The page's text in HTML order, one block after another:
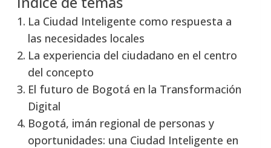
La Ciudad Inteligente como respuesta a
las necesidades locales
La experiencia del ciudadano en el centro
del concepto
El futuro de Bogotá en la Transformación
Digital
Bogotá, imán regional de personas y
oportunidades: una Ciudad Inteligente en